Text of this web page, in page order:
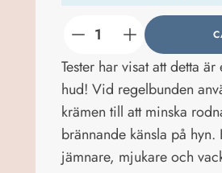
counter_current
Tester har visat att detta
hud! Vid regelbunden
krämen till att minska
brännande känsla på
jämnare, mjukare och